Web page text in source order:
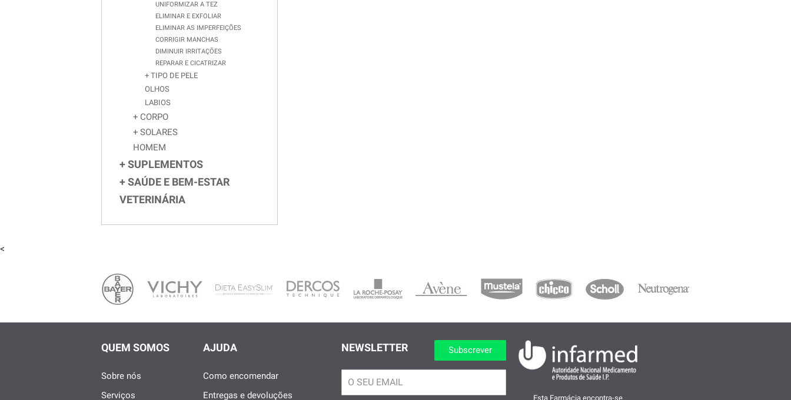
UNIFORMIZAR A TEZ
ELIMINAR E EXFOLIAR
ELIMINAR AS IMPERFEIÇÕES
CORRIGIR MANCHAS
DIMINUIR IRRITAÇÕES
REPARAR E CICATRIZAR
TIPO DE PELE
OLHOS
LABIOS
CORPO
SOLARES
HOMEM
SUPLEMENTOS
SAÚDE E BEM-ESTAR
VETERINÁRIA
<
QUEM SOMOS
Sobre nós
Serviços
AJUDA
Como encomendar
Entregas e devoluções
Subscrever
NEWSLETTER
Esta Farmácia encontra-se